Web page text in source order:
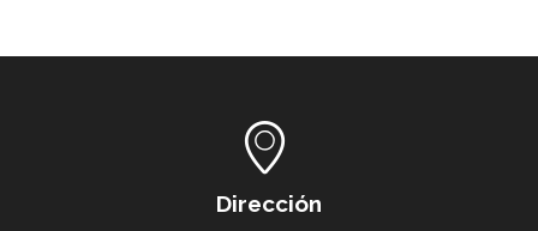
Dirección